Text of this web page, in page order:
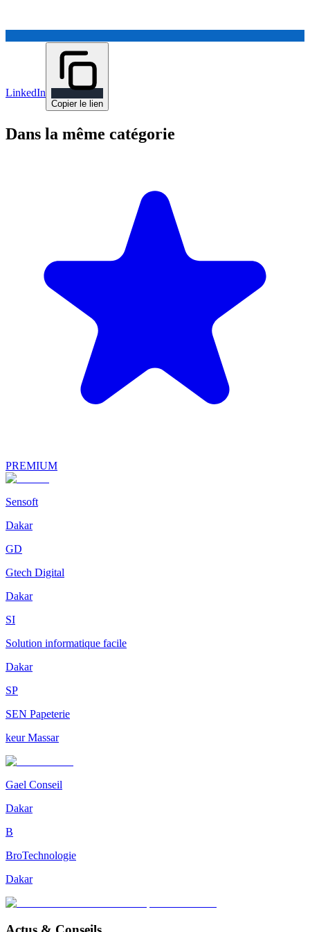
LinkedIn
Copier le lien
Dans la même catégorie
PREMIUM
Sensoft
Dakar
GD
Gtech Digital
Dakar
SI
Solution informatique facile
Dakar
SP
SEN Papeterie
keur Massar
Gael Conseil
Dakar
B
BroTechnologie
Dakar